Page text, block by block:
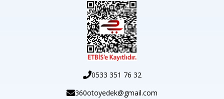
0533 351 76 32
360otoyedek@gmail.com